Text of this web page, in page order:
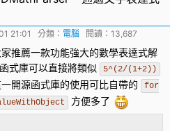
21:01 分類： 電腦 閱讀：13,687
推薦一款功能強大的數學表達式解
函式庫可以直接將類似 5^(2/(1+2))
開源函式庫的使用可比自帶的
for
方便多了